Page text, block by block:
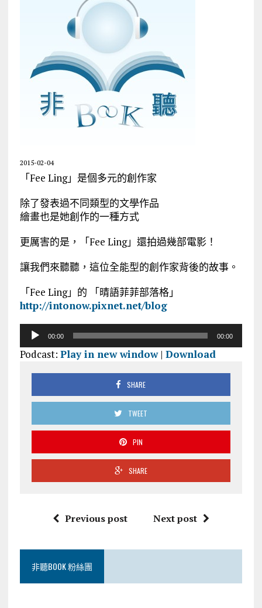
2015-02-04
「Fee Ling」是個多元的創作家
除了發表過不同類型的文學作品
繪畫也是她創作的一種方式
更厲害的是，「Fee Ling」還拍過幾部電影！
讓我們來聽聽，這位全能型的創作家背後的故事。
「Fee Ling」的 「晴語菲菲部落格」
http://intonow.pixnet.net/blog
播
00:00 00:00
Podcast: Play in new window| Download
SHARE
TWEET
PIN
SHARE
Previous post Next post
非聽BOOK 粉絲團